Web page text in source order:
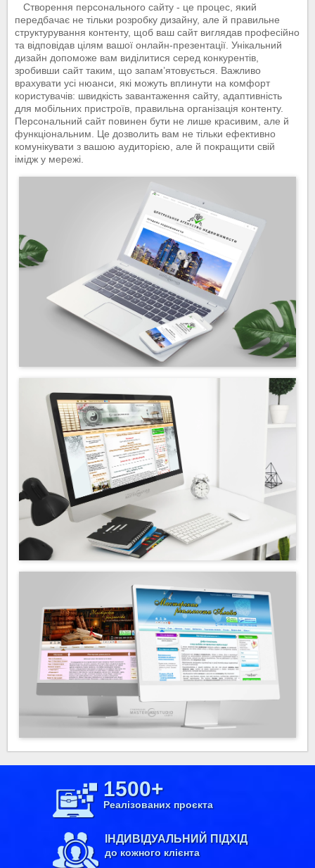
Створення персонального сайту - це процес, який
передбачає не тільки розробку дизайну, але й правильне
структурування контенту, щоб ваш сайт виглядав професійно
та відповідав цілям вашої онлайн-презентації. Унікальний
дизайн допоможе вам виділитися серед конкурентів,
зробивши сайт таким, що запам’ятовується. Важливо
врахувати усі нюанси, які можуть вплинути на комфорт
користувачів: швидкість завантаження сайту, адаптивність
для мобільних пристроїв, правильна організація контенту.
Персональний сайт повинен бути не лише красивим, але й
функціональним. Це дозволить вам не тільки ефективно
комунікувати з вашою аудиторією, але й покращити свій
імідж у мережі.
1500+
Реалізованих проєкта
ІНДИВІДУАЛЬНИЙ ПІДХІД
до кожного клієнта